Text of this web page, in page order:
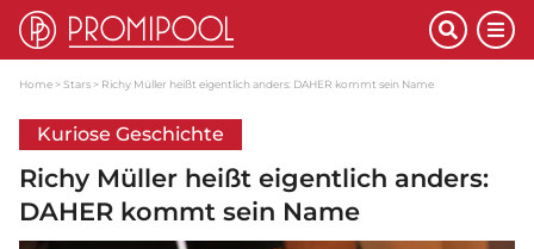
Home Stars Richy Müller heißt eigentlich anders: DAHER kommt sein Name
Kuriose Geschichte
Richy Müller heißt eigentlich anders:
DAHER kommt sein Name